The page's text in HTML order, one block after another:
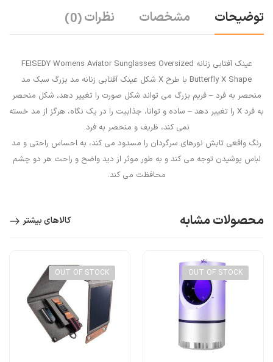
توضیحات مشخصات نظرات(0)
عینک آفتابی زنانه FEISEDY Womens Aviator Sunglasses Oversized
Butterfly X Shape با طرح X شکل عینک آفتابی زنانه مد بزرگ سبک مد
منحصر به فرد – فریم بزرگ می تواند شکل صورت را تغییر دهد، شکل منحصر
به فرد X را تغییر دهد – ساده و توانا، جذابیت را در یک نگاه، هرگز از مد خسته
نمی کند، ظریف و منحصر به فرد.
رنگ واقعی تابش نورهای سرگردان را مسدود می کند، به احساس راحتی و مد
لباس پوشیدن توجه می کند و به طور موثر از دید واضح و راحت هر دو چشم
محافظت می کند.
محصولات مشابه کالاهای بیشتر
OUT OF STOCK
OUT OF STOCK